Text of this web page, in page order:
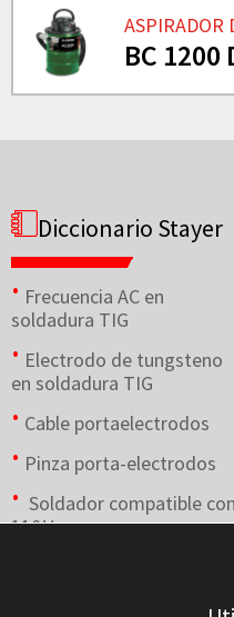
ASPIRADOR
BC 1200
Diccionario Stayer
Frecuencia AC en
soldadura TIG
Electrodo de tungsteno
en soldadura TIG
Cable portaelectrodos
Pinza porta-electrodos
Soldador compatible con
110 V